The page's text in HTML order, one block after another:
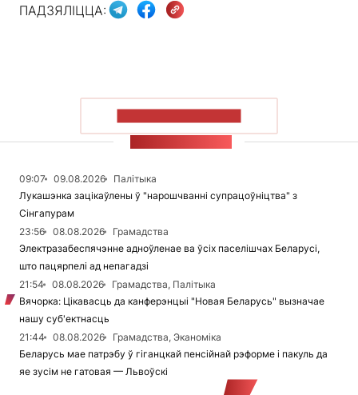
ПАДЗЯЛІЦЦА:
09:07 09.08.2026
Палітыка
Лукашэнка зацікаўлены ў "нарошчванні супрацоўніцтва" з
Сінгапурам
23:56
08.08.2026
Грамадства
Электразабеспячэнне адноўленае ва ўсіх паселішчах Беларусі,
што пацярпелі ад непагадзі
21:54
08.08.2026
Грамадства, Палітыка
Вячорка: Цікавасць да канферэнцыі "Новая Беларусь" вызначае
нашу суб'ектнасць
21:44
08.08.2026
Грамадства, Эканоміка
Беларусь мае патрэбу ў гіганцкай пенсійнай рэформе і пакуль да
яе зусім не гатовая — Львоўскі